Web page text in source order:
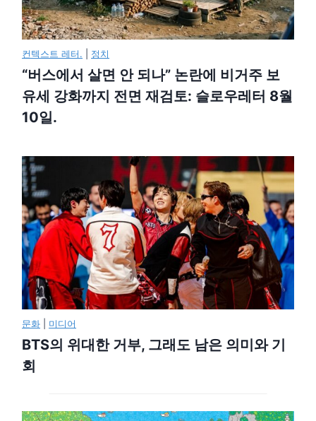
컨텍스트 레터. 정치
“버스에서 살면 안 되나” 논란에 비거주 보
유세 강화까지 전면 재검토: 슬로우레터 8월
10일.
문화 미디어
BTS의 위대한 거부, 그래도 남은 의미와 기
회